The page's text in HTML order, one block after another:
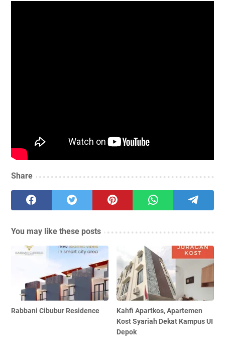
Share
You may like these posts
Rabbani Cibubur Residence
Kahfi Apartkos, Apartemen
Kost Syariah Dekat Kampus UI
Depok